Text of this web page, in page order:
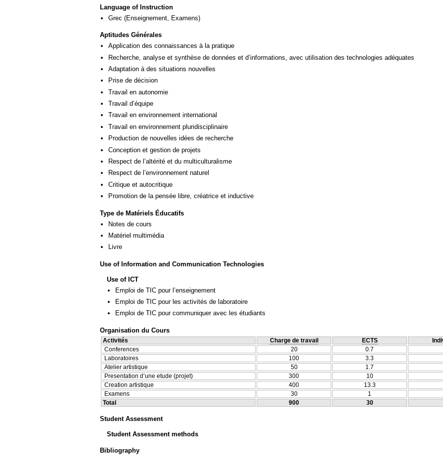
Language of Instruction
Grec (Enseignement, Examens)
Aptitudes Générales
Application des connaissances à la pratique
Recherche, analyse et synthèse de données et d’informations, avec utilisation des technologies adéquates
Adaptation à des situations nouvelles
Prise de décision
Travail en autonomie
Travail d’équipe
Travail en environnement international
Travail en environnement pluridisciplinaire
Production de nouvelles idées de recherche
Conception et gestion de projets
Respect de l’altérité et du multiculturalisme
Respect de l’environnement naturel
Critique et autocritique
Promotion de la pensée libre, créatrice et inductive
Type de Matériels Éducatifs
Notes de cours
Matériel multimédia
Livre
Use of Information and Communication Technologies
Use of ICT
Emploi de TIC pour l’enseignement
Emploi de TIC pour les activités de laboratoire
Emploi de TIC pour communiquer avec les étudiants
Organisation du Cours
Activités Charge de travail ECTS
Conferences
20 0.7
Laboratoires
100 3.3
Atelier artistique
50 1.7
Presentation d’une etude (projet)
300 10
Creation artistique
400 13.3
Examens
30 1
Total
900 30
Student Assessment
Student Assessment methods
Bibliography